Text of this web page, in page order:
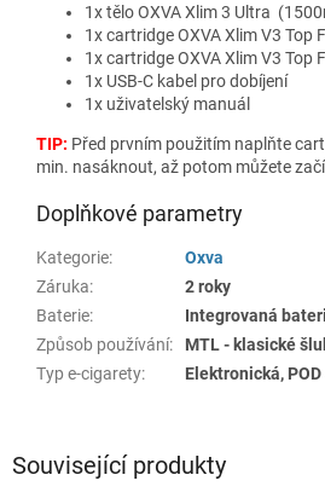
Související produkty
1x tělo OXVA Xlim 3 Ultra
1x cartridge OXVA Xlim V3 Top
1x cartridge OXVA Xlim V3 Top
1x USB-C kabel pro dobíjení
1x uživatelský manuál
TIP: Před prvním použitím naplňte
min. nasáknout, až potom můžete
Doplňkové parametry
Kategorie:
Oxva
Záruka:
2 roky
Baterie:
Integrovaná
Způsob používání:
MTL - klasické
Typ e-cigarety: Elektronická,